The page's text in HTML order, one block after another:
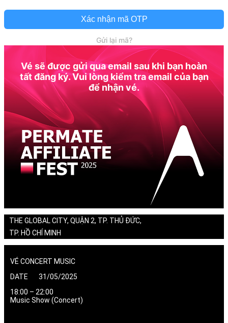
Xác nhận mã OTP
Gửi lại mã?
Vé sẽ được gửi qua email sau khi bạn hoàn
tất đăng ký. Vui lòng kiểm tra email của bạn
để nhận vé.
THE GLOBAL CITY, QUẬN 2, TP. THỦ ĐỨC,
TP. HỒ CHÍ MINH
VÉ CONCERT MUSIC
DATE 31/05/2025
18:00 – 22:00
Music Show (Concert)